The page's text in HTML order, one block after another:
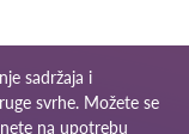
sadržaja i
svrhe. Možete se
na upotrebu